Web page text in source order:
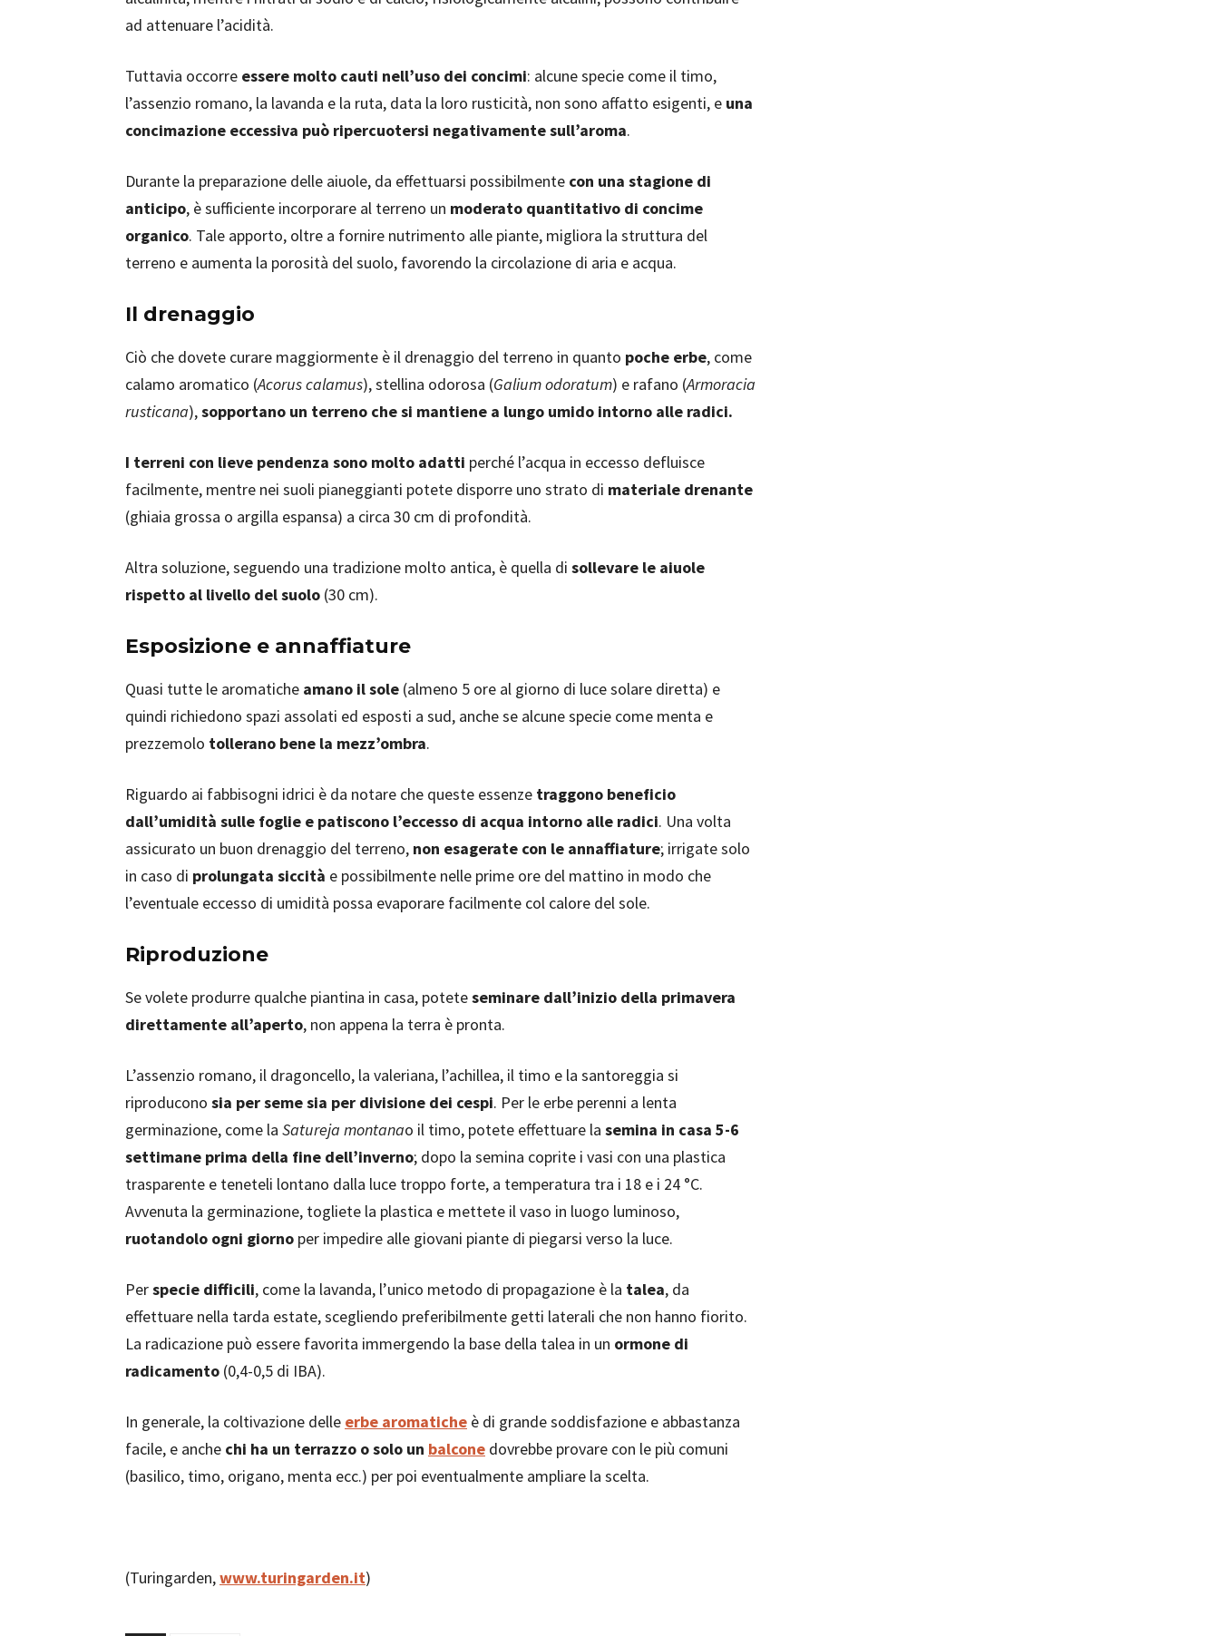
ad attenuare l’acidità.
Tuttavia occorre essere molto cauti nell’uso dei concimi: alcune specie come il timo,
l’assenzio romano, la lavanda e la ruta, data la loro rusticità, non sono affatto esigenti, e una
concimazione eccessiva può ripercuotersi negativamente sull’aroma.
Durante la preparazione delle aiuole, da effettuarsi possibilmente con una stagione di
anticipo, è sufficiente incorporare al terreno un moderato quantitativo di concime
organico. Tale apporto, oltre a fornire nutrimento alle piante, migliora la struttura del
terreno e aumenta la porosità del suolo, favorendo la circolazione di aria e acqua.
Il drenaggio
Ciò che dovete curare maggiormente è il drenaggio del terreno in quanto poche erbe, come
calamo aromatico (Acorus calamus), stellina odorosa (Galium odoratum) e rafano (Armoracia
rusticana),sopportano un terreno che si mantiene a lungo umido intorno alle radici.
I terreni con lieve pendenza sono molto adatti perché l’acqua in eccesso defluisce
facilmente, mentre nei suoli pianeggianti potete disporre uno strato di materiale drenante
(ghiaia grossa o argilla espansa) a circa 30 cm di profondità.
Altra soluzione, seguendo una tradizione molto antica, è quella di sollevare le aiuole
rispetto al livello del suolo (30 cm).
Esposizione e annaffiature
Quasi tutte le aromatiche amano il sole (almeno 5 ore al giorno di luce solare diretta) e
quindi richiedono spazi assolati ed esposti a sud, anche se alcune specie come menta e
prezzemolo tollerano bene la mezz’ombra.
Riguardo ai fabbisogni idrici è da notare che queste essenze traggono beneficio
dall’umidità sulle foglie e patiscono l’eccesso di acqua intorno alle radici. Una volta
assicurato un buon drenaggio del terreno, non esagerate con le annaffiature; irrigate solo
in caso di prolungata siccità e possibilmente nelle prime ore del mattino in modo che
l’eventuale eccesso di umidità possa evaporare facilmente col calore del sole.
Riproduzione
Se volete produrre qualche piantina in casa, poteteseminare dall’inizio della primavera
direttamente all’aperto, non appena la terra è pronta.
L’assenzio romano, il dragoncello, la valeriana, l’achillea, il timo e la santoreggia si
riproducono sia per seme sia per divisione dei cespi. Per le erbe perenni a lenta
germinazione, come la Satureja montanao il timo, potete effettuare la semina in casa 5-6
settimane prima della fine dell’inverno; dopo la semina coprite i vasi con una plastica
trasparente e teneteli lontano dalla luce troppo forte, a temperatura tra i 18 e i 24 °C.
Avvenuta la germinazione, togliete la plastica e mettete il vaso in luogo luminoso,
ruotandolo ogni giorno per impedire alle giovani piante di piegarsi verso la luce.
Perspecie difficili, come la lavanda, l’unico metodo di propagazione è la talea, da
effettuare nella tarda estate, scegliendo preferibilmente getti laterali che non hanno fiorito.
La radicazione può essere favorita immergendo la base della talea in un ormone di
radicamento (0,4-0,5 di IBA).
In generale, la coltivazione delle erbe aromatiche è di grande soddisfazione e abbastanza
facile, e anche chi ha un terrazzo o solo un balcone dovrebbe provare con le più comuni
(basilico, timo, origano, menta ecc.) per poi eventualmente ampliare la scelta.
(Turingarden,www.turingarden.it)